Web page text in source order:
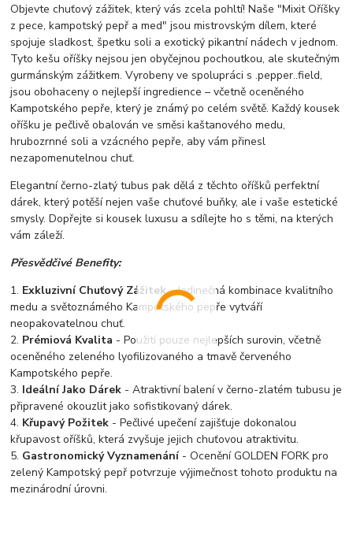
Objevte chuťový zážitek, který vás zcela pohltí! Naše "Mixit Oříšky
z pece, kampotský pepř a med" jsou mistrovským dílem, které
spojuje sladkost, špetku soli a exotický pikantní nádech v jednom.
Tyto kešu oříšky nejsou jen obyčejnou pochoutkou, ale skutečným
gurmánským zážitkem. Vyrobeny ve spolupráci s .pepper..field,
jsou obohaceny o nejlepší ingredience – včetně oceněného
Kampotského pepře, který je známý po celém světě. Každý kousek
oříšku je pečlivě obalován ve směsi kaštanového medu,
hrubozrnné soli a vzácného pepře, aby vám přinesl
nezapomenutelnou chuť.
Elegantní černo-zlatý tubus pak dělá z těchto oříšků perfektní
dárek, který potěší nejen vaše chuťové buňky, ale i vaše estetické
smysly. Dopřejte si kousek luxusu a sdílejte ho s těmi, na kterých
vám záleží.
Přesvědčivé Benefity:
1. Exkluzivní Chuťový Zážitek- Jedinečná kombinace kvalitního
medu a světoznámého Kampotského pepře vytváří
neopakovatelnou chuť.
2. Prémiová Kvalita - Použití pouze nejlepších surovin, včetně
oceněného zeleného lyofilizovaného a tmavě červeného
Kampotského pepře.
3. Ideální Jako Dárek - Atraktivní balení v černo-zlatém tubusu je
připravené okouzlit jako sofistikovaný dárek.
4. Křupavý Požitek - Pečlivé upečení zajišťuje dokonalou
křupavost oříšků, která zvyšuje jejich chuťovou atraktivitu.
5. Gastronomický Vyznamenání - Ocenění GOLDEN FORK pro
zelený Kampotský pepř potvrzuje výjimečnost tohoto produktu na
mezinárodní úrovni.